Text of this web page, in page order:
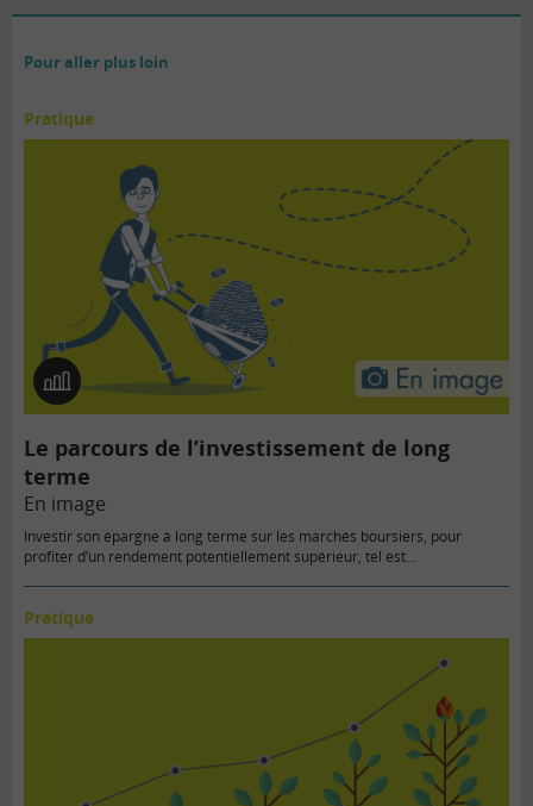
Pour aller plus loin
Pratique
En
image
Le parcours de l’investissement de long
terme
En image
Investir son épargne à long terme sur les marchés boursiers, pour
profiter d’un rendement potentiellement supérieur, tel est…
Pratique